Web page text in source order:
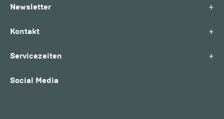
Newsletter +
Kontakt +
Servicezeiten +
Social Media